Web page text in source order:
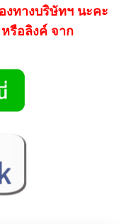
งทางบริษัทฯ นะคะ
รือลิงค์ จาก